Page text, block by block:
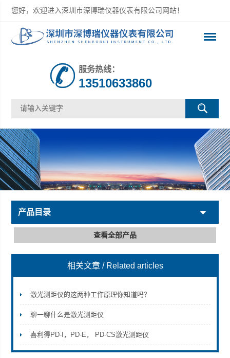
您好，欢迎进入深圳市深博瑞仪器仪表有限公司网站！
深圳市深博瑞仪器仪表有限公司
服务热线：
13510633860
产品目录
查看全部产品
相关文章 / Related articles
激光测距仪的这两种工作原理你知道吗？
聊一聊什么是激光测距仪
喜利得PD-I，PD-E， PD-CS激光测距仪